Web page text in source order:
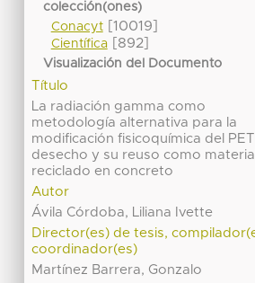
colección(ones)
Conacyt[10019]
Científica[892]
Visualización del Documento
Título
La radiación gamma como
metodología alternativa para la
modificación fisicoquímica del
desecho y su reuso como material
reciclado en concreto
Autor
Ávila Córdoba, Liliana Ivette
Director(es) de tesis,
coordinador(es)
Martínez Barrera, Gonzalo